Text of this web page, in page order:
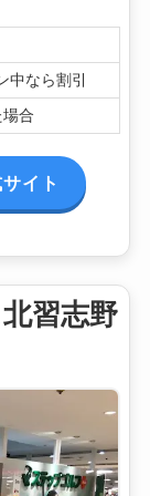
なら割引
合
イト
習志野